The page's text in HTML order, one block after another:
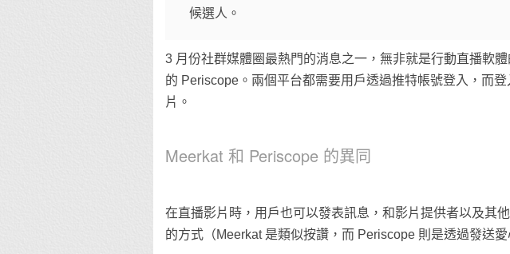
候選人。
3 月份社群媒體圈最熱門的消息之一，無非就是行動直播軟
的 Periscope。兩個平台都需要用戶透過推特帳號登入，而
片。
Meerkat 和 Periscope 的異同
在直播影片時，用戶也可以發表訊息，和影片提供者以及其
的方式（Meerkat 是類似按讚，而 Periscope 則是透過發送